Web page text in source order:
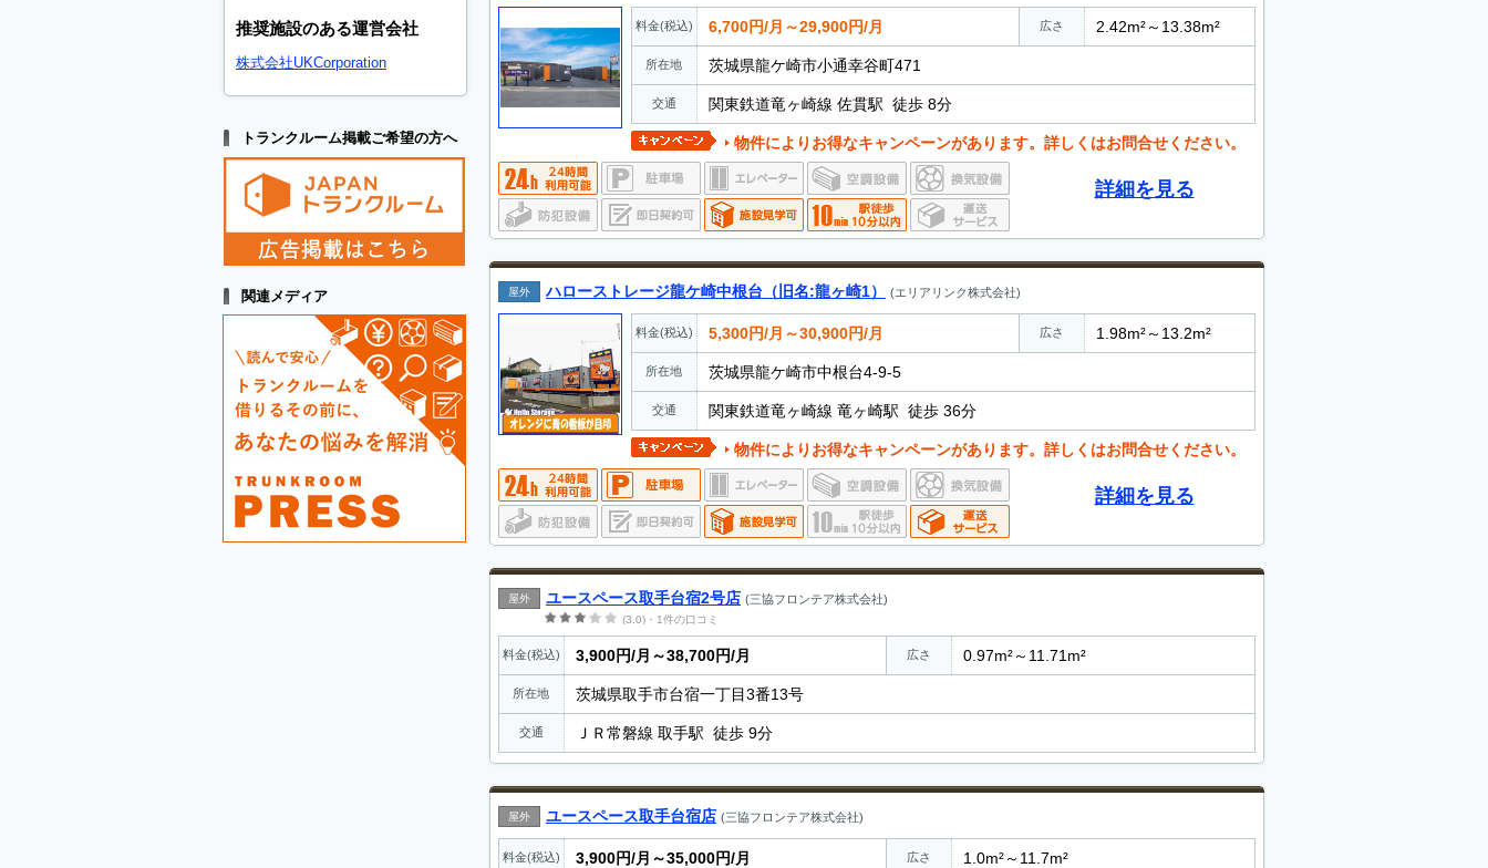
料金(税込) 6,700円/月～29,900円/月 広さ 2.42m²～13.38m²
所在地 茨城県龍ケ崎市小通幸谷町471
交通 関東鉄道竜ヶ崎線 佐貫駅 徒歩 8分
物件によりお得なキャンペーンがあります。詳しくはお問合せください。
詳細を見る
屋外 ハローストレージ龍ケ崎中根台（旧名:龍ヶ崎1） (エリアリンク株式会社)
料金(税込) 5,300円/月～30,900円/月 広さ 1.98m²～13.2m²
所在地 茨城県龍ケ崎市中根台4-9-5
交通 関東鉄道竜ヶ崎線 竜ヶ崎駅 徒歩 36分
物件によりお得なキャンペーンがあります。詳しくはお問合せください。
詳細を見る
屋外 ユースペース取手台宿2号店 (三協フロンテア株式会社)
(3.0)・1件の口コミ
料金(税込) 3,900円/月～38,700円/月 広さ 0.97m²～11.71m²
所在地 茨城県取手市台宿一丁目3番13号
交通 ＪＲ常磐線 取手駅 徒歩 9分
屋外 ユースペース取手台宿店 (三協フロンテア株式会社)
料金(税込) 3,900円/月～35,000円/月 広さ 1.0m²～11.7m²
推奨施設のある運営会社
株式会社UKCorporation
トランクルーム掲載ご希望の方へ
関連メディア